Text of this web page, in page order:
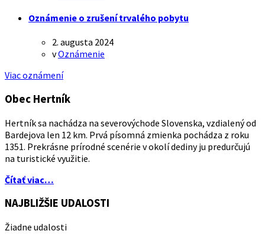
Oznámenie o zrušení trvalého pobytu
2. augusta 2024
vOznámenie
Viac oznámení
Obec Hertník
Hertník sa nachádza na severovýchode Slovenska, vzdialený od
Bardejova len 12 km. Prvá písomná zmienka pochádza z roku
1351. Prekrásne prírodné scenérie v okolí dediny ju predurčujú
na turistické využitie.
Čítať viac…
NAJBLIŽŠIE UDALOSTI
Žiadne udalosti